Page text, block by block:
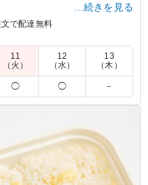
ます。
粧箱)をご用意しておりま
」プルダウンよりご選択く
注文された女性の方から
迷ったあげく、定番の野
した。厳選されているで
ットされていてしっかり
…続きを見る
で配達無料
11
（火）
12
（水）
13
（木）
◯ ◯ －